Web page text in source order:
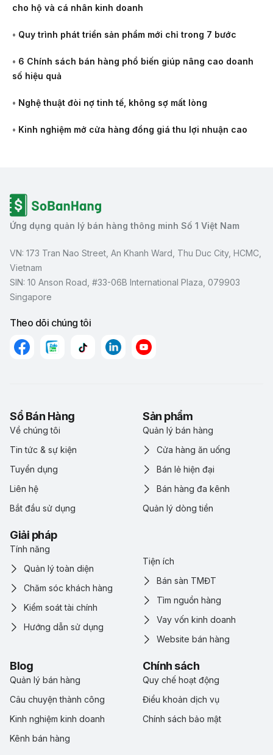
cho hộ và cá nhân kinh doanh
• Quy trình phát triển sản phẩm mới chỉ trong 7 bước
• 6 Chính sách bán hàng phổ biến giúp nâng cao doanh
số hiệu quả
• Nghệ thuật đòi nợ tinh tế, không sợ mất lòng
• Kinh nghiệm mở cửa hàng đồng giá thu lợi nhuận cao
Ứng dụng quản lý bán hàng thông minh Số 1 Việt Nam
VN: 173 Tran Nao Street, An Khanh Ward, Thu Duc City, HCMC,
Vietnam
SIN: 10 Anson Road, #33-06B International Plaza, 079903
Singapore
Theo dõi chúng tôi
Sổ Bán Hàng
Về chúng tôi
Tin tức & sự kiện
Tuyển dụng
Liên hệ
Bắt đầu sử dụng
Sản phẩm
Quản lý bán hàng
Cửa hàng ăn uống
Bán lẻ hiện đại
Bán hàng đa kênh
Quản lý dòng tiền
Giải pháp
Tính năng
Quản lý toàn diện
Chăm sóc khách hàng
Kiểm soát tài chính
Hướng dẫn sử dụng
Tiện ích
Bán sàn TMĐT
Tìm nguồn hàng
Vay vốn kinh doanh
Website bán hàng
Blog
Quản lý bán hàng
Câu chuyện thành công
Kinh nghiệm kinh doanh
Kênh bán hàng
Chính sách
Quy chế hoạt động
Điểu khoản dịch vụ
Chính sách bảo mật